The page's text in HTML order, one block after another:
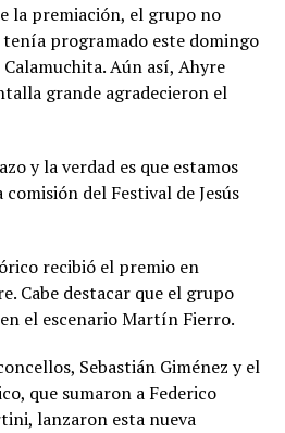
la premiación, el grupo no
programado este domingo
Aún así, Ahyre
grande agradecieron el
y la verdad es que estamos
comisión del Festival de Jesús
recibió el premio en
Cabe destacar que el grupo
el escenario Martín Fierro.
Sebastián Giménez y el
que sumaron a Federico
lanzaron esta nueva